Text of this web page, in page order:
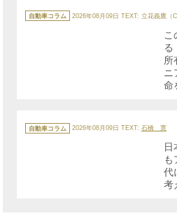
テ
ゴ
自動車コラム 2026年08月09日 TEXT: 立花義鷹（
こ
所
ニ
命
テ
ゴ
自動車コラム 2026年08月09日 TEXT: 石橋 寛
代
考